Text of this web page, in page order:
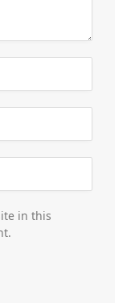
in this